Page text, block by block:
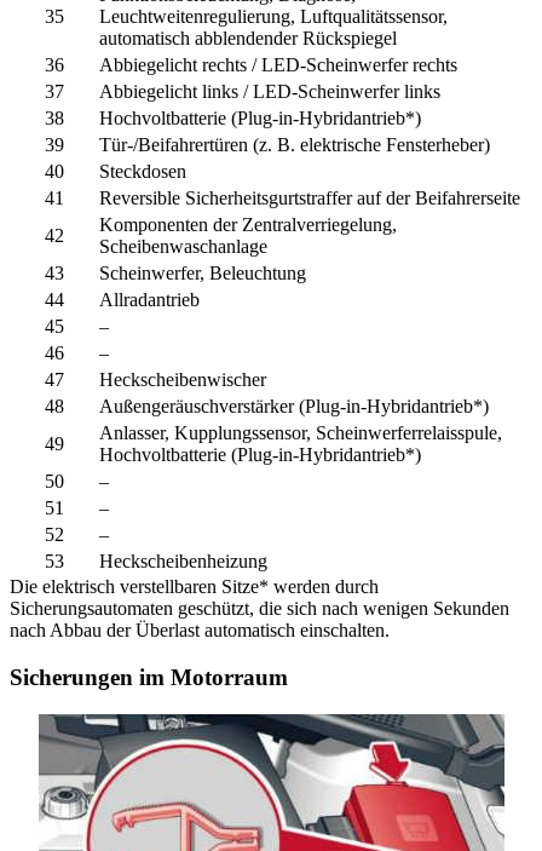
35
Leuchtweitenregulierung, Luftqualitätssensor,
automatisch abblendender Rückspiegel
36
Abbiegelicht rechts / LED-Scheinwerfer rechts
37
Abbiegelicht links / LED-Scheinwerfer links
38
Hochvoltbatterie (Plug-in-Hybridantrieb*)
39
Tür-/Beifahrertüren (z. B. elektrische Fensterheber)
40
Steckdosen
41
Reversible Sicherheitsgurtstraffer auf der Beifahrerseite
42
Komponenten der Zentralverriegelung,
Scheibenwaschanlage
43
Scheinwerfer, Beleuchtung
44
Allradantrieb
45
–
46
–
47
Heckscheibenwischer
48
Außengeräuschverstärker (Plug-in-Hybridantrieb*)
49
Anlasser, Kupplungssensor, Scheinwerferrelaisspule,
Hochvoltbatterie (Plug-in-Hybridantrieb*)
50
–
51
–
52
–
53
Heckscheibenheizung
Die elektrisch verstellbaren Sitze* werden durch
Sicherungsautomaten geschützt, die sich nach wenigen Sekunden
nach Abbau der Überlast automatisch einschalten.
Sicherungen im Motorraum